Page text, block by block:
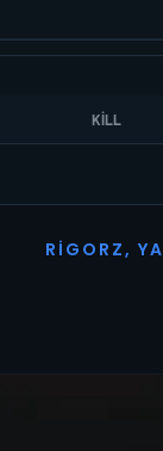
KILL
R I G O R Z, YA